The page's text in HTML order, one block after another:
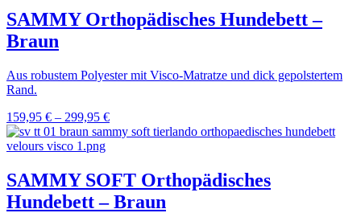
SAMMY Orthopädisches Hundebett –
Braun
Aus robustem Polyester mit Visco-Matratze und dick gepolstertem
Rand.
159,95 € – 299,95 €
SAMMY SOFT Orthopädisches
Hundebett – Braun